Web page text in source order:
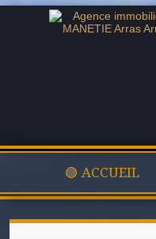
🟢 ACCUEIL